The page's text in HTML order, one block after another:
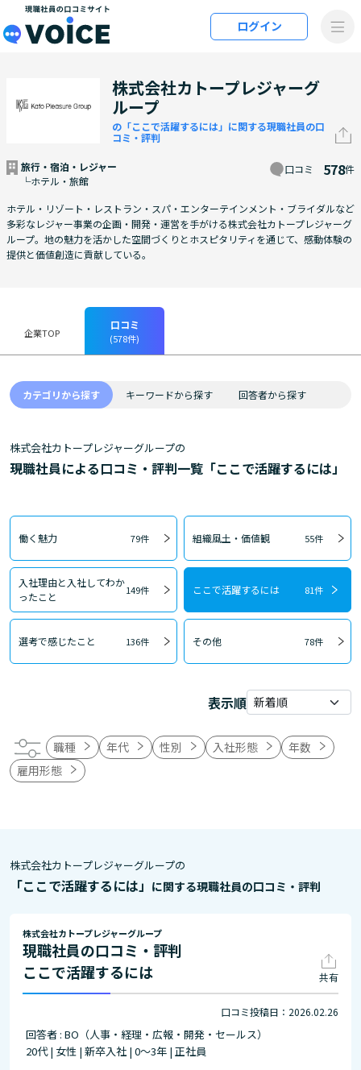
メインコンテンツにスキップ
ログイン
株式会社カトープレジャーグ
ループ
の「ここで活躍するには」に関する現職社員の口
コミ・評判
旅行・宿泊・レジャー
└ホテル・旅館
口コミ 578件
ホテル・リゾート・レストラン・スパ・エンターテインメント・ブライダルなど
多彩なレジャー事業の企画・開発・運営を手がける株式会社カトープレジャーグ
ループ。地の魅力を活かした空間づくりとホスピタリティを通じて、感動体験の
提供と価値創造に貢献している。
企業TOP
口コミ
(578件)
カテゴリから探す キーワードから探す 回答者から探す
株式会社カトープレジャーグループの
現職社員による口コミ・評判一覧「ここで活躍するには」
働く魅力 79件 組織風土・価値観 55件
入社理由と入社してわか
ったこと
149件 ここで活躍するには 81件
選考で感じたこと 136件 その他 78件
表示順
職種 年代 性別 入社形態
年数
雇用形態
株式会社カトープレジャーグループの
「ここで活躍するには」 に関する現職社員の口コミ・評判
株式会社カトープレジャーグループ
現職社員の口コミ・評判
ここで活躍するには
共有
口コミ投稿日：2026.02.26
回答者 : BO（人事・経理・広報・開発・セールス）
20代 | 女性 | 新卒入社 | 0～3年 | 正社員